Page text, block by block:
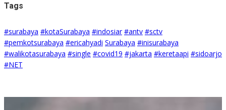
Tags
#surabaya #kotaSurabaya #indosiar #antv #sctv
#pemkotsurabaya #ericahyadi Surabaya #inisurabaya
#walikotasurabaya #single #covid19 #jakarta #keretaapi #sidoarjo
#NET